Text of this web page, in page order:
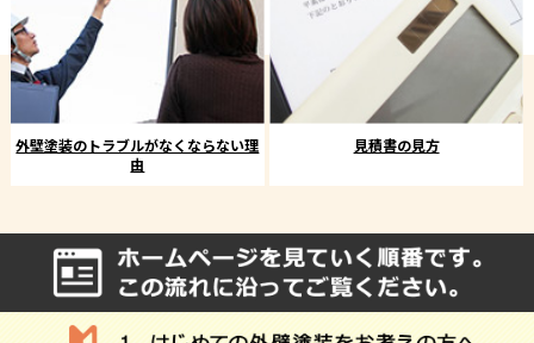
外壁塗装のトラブルがなくならない理
由
見積書の見方